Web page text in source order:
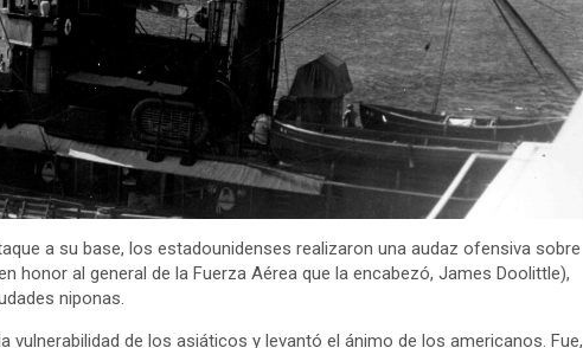
a su base, los estadounidenses realizaron una audaz ofensiva sobre
honor al general de la Fuerza Aérea que la encabezó, James Doolittle),
niponas.
de los asiáticos y levantó el ánimo de los americanos. Fue,